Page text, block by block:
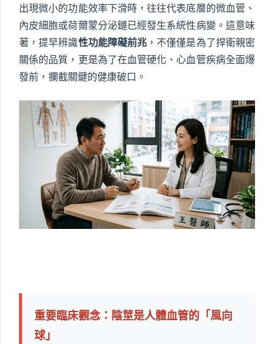
出現微小的功能效率下滑時，往往代表底層的微血管、
內皮細胞或荷爾蒙分泌鏈已經發生系統性病變。這意味
著，提早辨識性功能障礙前兆 ，不僅僅是為了捍衛親密
關係的品質，更是為了在血管硬化、心血管疾病全面爆
發前，攔截關鍵的健康破口。
重要臨床觀念：陰莖是人體血管的「風向
球」